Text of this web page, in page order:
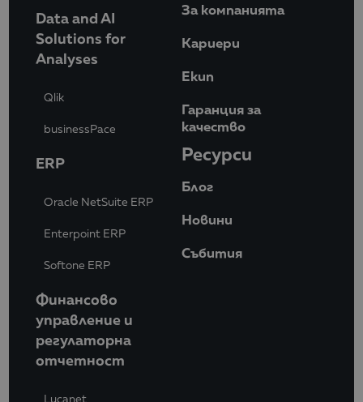
Data and AI
Solutions for
Analyses
Qlik
businessPace
ERP
Oracle NetSuite ERP
Enterpoint ERP
Softone ERP
Финансово
управление и
регулаторна
отчетност
Lucanet
За компанията
Кариери
Eкип
Гаранция за
качество
Ресурси
Блог
Новини
Събития